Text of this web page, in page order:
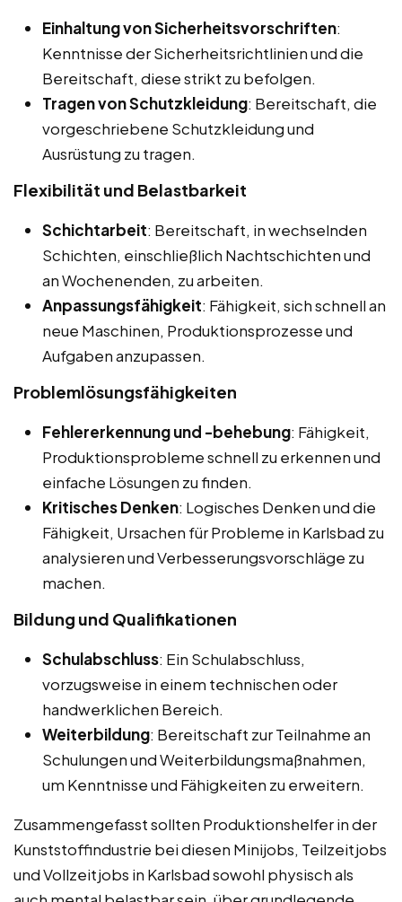
Einhaltung von Sicherheitsvorschriften:
Kenntnisse der Sicherheitsrichtlinien und die
Bereitschaft, diese strikt zu befolgen.
Tragen von Schutzkleidung: Bereitschaft, die
vorgeschriebene Schutzkleidung und
Ausrüstung zu tragen.
Flexibilität und Belastbarkeit
Schichtarbeit: Bereitschaft, in wechselnden
Schichten, einschließlich Nachtschichten und
an Wochenenden, zu arbeiten.
Anpassungsfähigkeit: Fähigkeit, sich schnell an
neue Maschinen, Produktionsprozesse und
Aufgaben anzupassen.
Problemlösungsfähigkeiten
Fehlererkennung und -behebung: Fähigkeit,
Produktionsprobleme schnell zu erkennen und
einfache Lösungen zu finden.
Kritisches Denken: Logisches Denken und die
Fähigkeit, Ursachen für Probleme in Karlsbad zu
analysieren und Verbesserungsvorschläge zu
machen.
Bildung und Qualifikationen
Schulabschluss: Ein Schulabschluss,
vorzugsweise in einem technischen oder
handwerklichen Bereich.
Weiterbildung: Bereitschaft zur Teilnahme an
Schulungen und Weiterbildungsmaßnahmen,
um Kenntnisse und Fähigkeiten zu erweitern.
Zusammengefasst sollten Produktionshelfer in der
Kunststoffindustrie bei diesen Minijobs, Teilzeitjobs
und Vollzeitjobs in Karlsbad sowohl physisch als